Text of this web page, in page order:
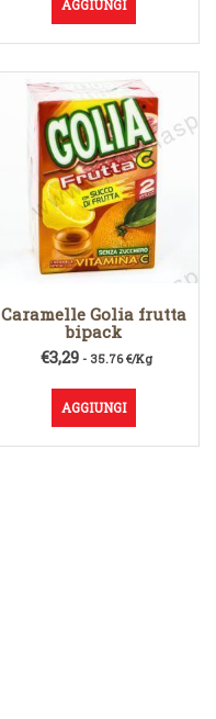
AGGIUNGI
Caramelle Golia frutta
bipack
€3,29- 35.76 €/Kg
AGGIUNGI